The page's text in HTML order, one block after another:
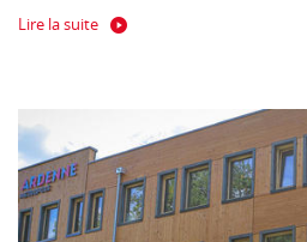
Lire la suite